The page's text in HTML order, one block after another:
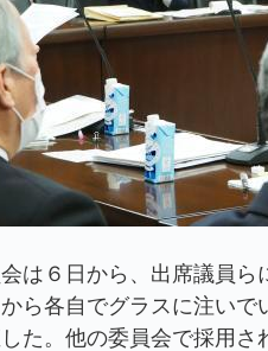
は６日から、出席議員
ら各自でグラスに注い
た。他の委員会で採用